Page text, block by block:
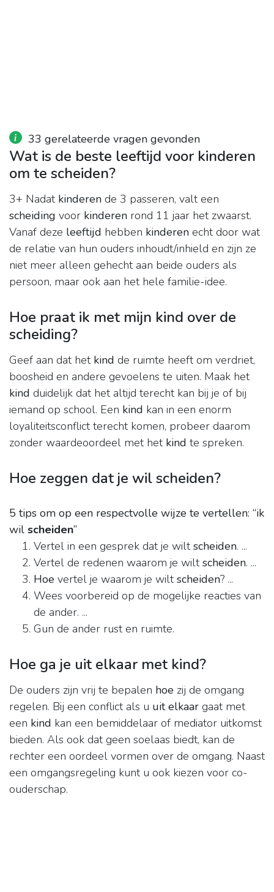
33 gerelateerde vragen gevonden
Wat is de beste leeftijd voor kinderen
om te scheiden?
3+ Nadat kinderen de 3 passeren, valt een
scheiding voor kinderen rond 11 jaar het zwaarst.
Vanaf deze leeftijd hebben kinderen echt door wat
de relatie van hun ouders inhoudt/inhield en zijn ze
niet meer alleen gehecht aan beide ouders als
persoon, maar ook aan het hele familie-idee.
Hoe praat ik met mijn kind over de
scheiding?
Geef aan dat het kind de ruimte heeft om verdriet,
boosheid en andere gevoelens te uiten. Maak het
kind duidelijk dat het altijd terecht kan bij je of bij
iemand op school. Een kind kan in een enorm
loyaliteitsconflict terecht komen, probeer daarom
zonder waardeoordeel met het kind te spreken.
Hoe zeggen dat je wil scheiden?
5 tips om op een respectvolle wijze te vertellen: “ik
wil scheiden”
Vertel in een gesprek dat je wiltscheiden. ...
Vertel de redenen waarom je wiltscheiden. ...
Hoe vertel je waarom je wiltscheiden? ...
Wees voorbereid op de mogelijke reacties van
de ander. ...
Gun de ander rust en ruimte.
Hoe ga je uit elkaar met kind?
De ouders zijn vrij te bepalen hoe zij de omgang
regelen. Bij een conflict als u uit elkaar gaat met
een kind kan een bemiddelaar of mediator uitkomst
bieden. Als ook dat geen soelaas biedt, kan de
rechter een oordeel vormen over de omgang. Naast
een omgangsregeling kunt u ook kiezen voor co-
ouderschap.